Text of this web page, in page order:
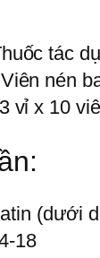
tác
Viên nén
vỉ x 10
(dưới
18